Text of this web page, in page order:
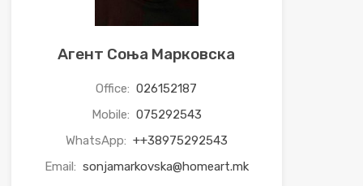
Агент Соња Марковска
Office: 026152187
Mobile: 075292543
WhatsApp: ++38975292543
Email: sonjamarkovska@homeart.mk